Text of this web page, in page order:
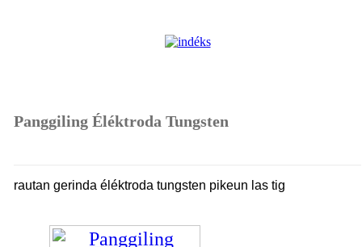
Panggiling Éléktroda Tungsten
rautan gerinda éléktroda tungsten pikeun las tig